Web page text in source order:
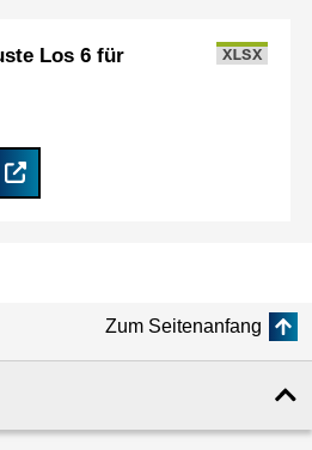
Los 6 für
XLSX
Zum Seitenanfang